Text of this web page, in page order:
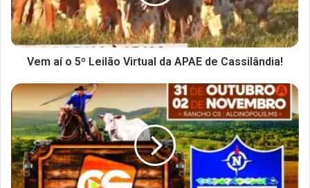
Vem aí o 5º Leilão Virtual da APAE de Cassilândia!